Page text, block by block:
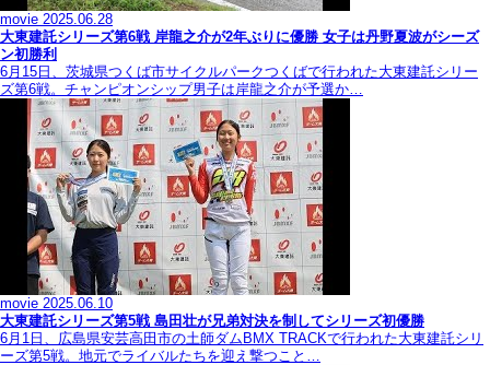
movie 2025.06.28
大東建託シリーズ第6戦 岸龍之介が2年ぶりに優勝 女子は丹野夏波がシーズ
ン初勝利
6月15日、茨城県つくば市サイクルパークつくばで行われた大東建託シリー
ズ第6戦。チャンピオンシップ男子は岸龍之介が予選か…
movie 2025.06.10
大東建託シリーズ第5戦 島田壮が兄弟対決を制してシリーズ初優勝
6月1日、広島県安芸高田市の土師ダムBMX TRACKで行われた大東建託シリ
ーズ第5戦。地元でライバルたちを迎え撃つこと…